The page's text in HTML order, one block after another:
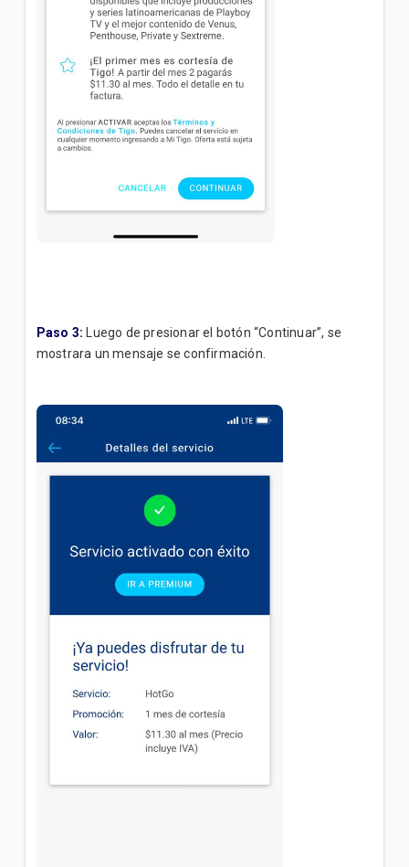
Paso 3: Luego de presionar el botón “Continuar”, se
mostrara un mensaje se confirmación.